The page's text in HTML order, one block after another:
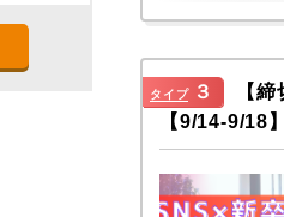
タイプ ３
【
【9/14-9/18】